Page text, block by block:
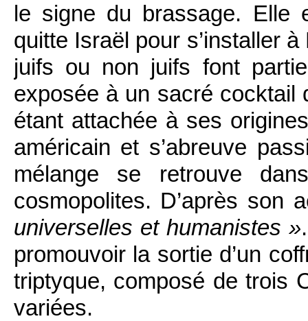
le signe du brassage. Elle
quitte Israël pour s’installer
juifs ou non juifs font
exposée à un sacré cocktail
étant attachée à ses
américain et s’abreuve
mélange se retrouve
cosmopolites. D’après son
universelles et humanistes »
promouvoir la sortie d’un
triptyque, composé de trois
variées.